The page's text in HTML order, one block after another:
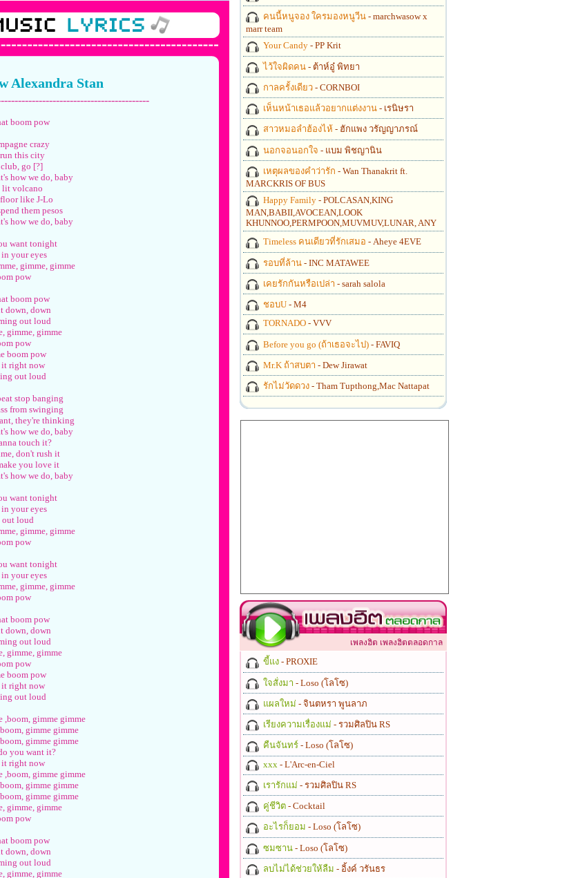
Alexandra Stan
boom pow
crazy
this city
go [?]
how we do, baby
lit volcano
like J-Lo
them pesos
how we do, baby
want tonight
your eyes
gimme, gimme
pow
boom pow
down, down
out loud
gimme, gimme
pow
boom pow
it right now
out loud
stop banging
from swinging
they're thinking
how we do, baby
touch it?
don't rush it
you love it
how we do, baby
want tonight
your eyes
out loud
gimme, gimme
pow
want tonight
your eyes
gimme, gimme
pow
boom pow
down, down
out loud
gimme, gimme
pow
boom pow
it right now
out loud
,boom, gimme gimme
gimme gimme
gimme gimme
you want it?
it right now
,boom, gimme gimme
gimme gimme
gimme gimme
gimme, gimme
pow
boom pow
down, down
out loud
gimme, gimme
คนนี้หนูจอง ใครมองหนูวีน - marchwasow x
marr team
Your Candy - PP Krit
ไว้ใจผิดคน - ต้าห์อู๋ พิทยา
กาลครั้งเดียว - CORNBOI
เห็นหน้าเธอแล้วอยากแต่งงาน - เรนิษรา
สาวหมอลำฮ้องไห้ - ฮักแพง วรัญญาภรณ์
นอกจอนอกใจ - แบม พิชญานิน
เหตุผลของคำว่ารัก - Wan Thanakrit ft.
MARCKRIS OF BUS
Happy Family - POLCASAN,KING
MAN,BABII,AVOCEAN,LOOK
KHUNNOO,PERMPOON,MUVMUV,LUNAR, ANY
Timeless คนเดียวที่รักเสมอ - Aheye 4EVE
รอบที่ล้าน - INC MATAWEE
เคยรักกันหรือเปล่า - sarah salola
ชอบU - M4
TORNADO - VVV
Before you go (ถ้าเธอจะไป) - FAVIQ
Mr.K ถ้าสบตา - Dew Jirawat
รักไม่วัดดวง - Tham Tupthong,Mac Nattapat
เพลงฮิต เพลงฮิตตลอดกาล
ขี้แง - PROXIE
ใจสั่งมา - Loso (โลโซ)
แผลใหม่ - จินตหรา พูนลาภ
เรียงความเรื่องแม่ - รวมศิลปิน RS
คืนจันทร์ - Loso (โลโซ)
xxx - L'Arc-en-Ciel
เรารักแม่ - รวมศิลปิน RS
คู่ชีวิต - Cocktail
อะไรก็ยอม - Loso (โลโซ)
ซมซาน - Loso (โลโซ)
ลบไม่ได้ช่วยให้ลืม - อิ้งค์ วรันธร